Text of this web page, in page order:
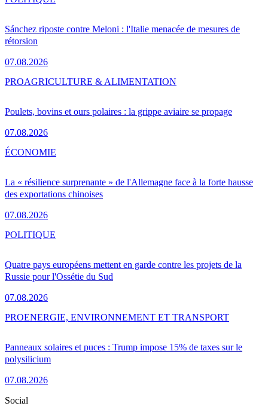
Sánchez riposte contre Meloni : l'Italie menacée de mesures de
rétorsion
07.08.2026
Poulets, bovins et ours polaires : la grippe aviaire se propage
07.08.2026
PROAGRICULTURE & ALIMENTATION
La « résilience surprenante » de l'Allemagne face à la forte hausse
des exportations chinoises
07.08.2026
ÉCONOMIE
Quatre pays européens mettent en garde contre les projets de la
Russie pour l'Ossétie du Sud
07.08.2026
POLITIQUE
Panneaux solaires et puces : Trump impose 15% de taxes sur le
polysilicium
07.08.2026
PROENERGIE, ENVIRONNEMENT ET TRANSPORT
Social